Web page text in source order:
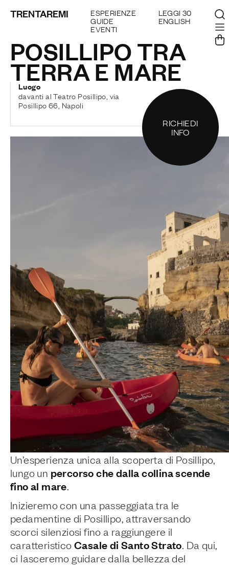
TRENTAREMI ESPERIENZE
GUIDE
EVENTI
LEGGI 30
ENGLISH
POSILLIPO TRA
TERRA E MARE
Luogo
davanti al Teatro Posillipo, via
Posillipo 66, Napoli
RICHIEDI
INFO
Un’esperienza unica alla scoperta di Posillipo,
lungo un percorso che dalla collina scende
fino al mare
Inizieremo con una passeggiata tra le
pedamentine di Posillipo, attraversando
scorci silenziosi fino a raggiungere il
caratteristicoCasale di Santo Strato . Da qui,
ci lasceremo guidare dalla bellezza del